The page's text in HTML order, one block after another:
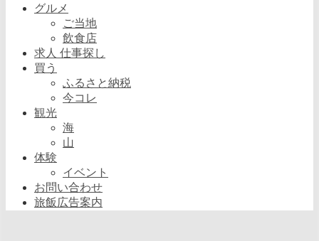
グルメ
ご当地
飲食店
求人 仕事探し
買う
ふるさと納税
今コレ
観光
海
山
体験
イベント
お問い合わせ
旅飯広告案内